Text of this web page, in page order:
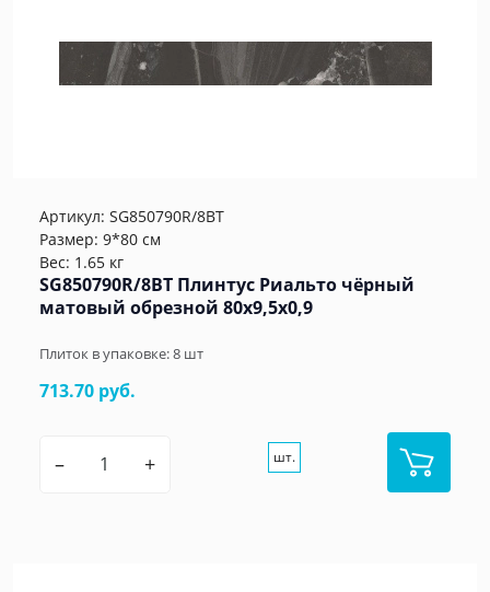
Артикул: SG850790R/8BT
Размер: 9*80 см
Вес: 1.65 кг
SG850790R/8BT Плинтус Риальто чёрный
матовый обрезной 80x9,5x0,9
Плиток в упаковке:8 шт
713.70 руб.
– + шт.